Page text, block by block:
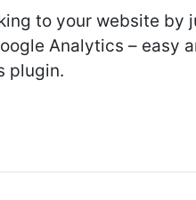
to your website by
Analytics – easy
plugin.